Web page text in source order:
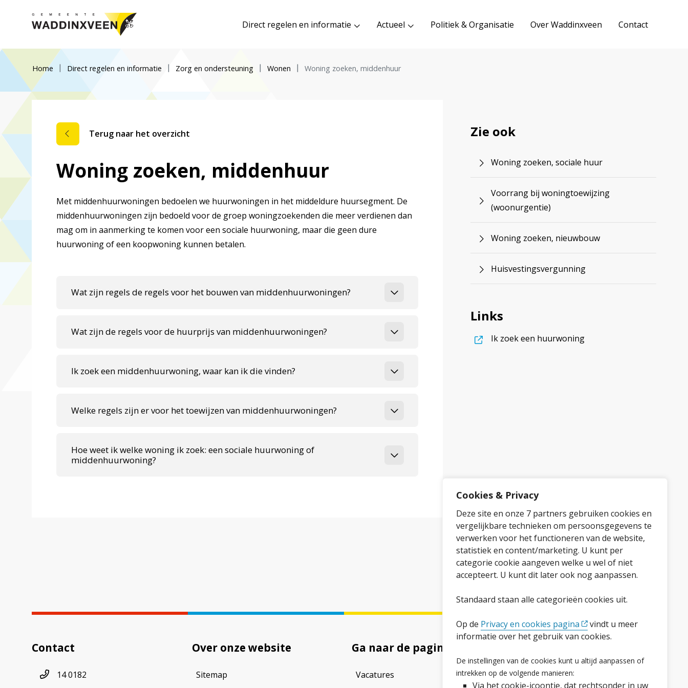
Cookies & Privacy
Deze site en onze 7 partners gebruiken cookies en
vergelijkbare technieken om persoonsgegevens te
verwerken voor het functioneren van de website,
statistiek en content/marketing. U kunt per
categorie cookie aangeven welke u wel of niet
accepteert. U kunt dit later ook nog aanpassen.
Standaard staan alle categorieën cookies uit.
Op de Privacy en cookies pagina
vindt u meer
informatie over het gebruik van cookies.
De instellingen van de cookies kunt u altijd aanpassen of
intrekken op de volgende manieren:
Via het cookie-icoontje, dat rechtsonder in uw
Direct regelen en informatie Actueel Politiek & Organisatie Over Waddinxveen Contact
Home Direct regelen en informatie Zorg en ondersteuning Wonen Woning zoeken, middenhuur
Terug naar het overzicht
Woning zoeken, middenhuur
Met middenhuurwoningen bedoelen we huurwoningen in het middeldure huursegment. De
middenhuurwoningen zijn bedoeld voor de groep woningzoekenden die meer verdienen dan
mag om in aanmerking te komen voor een sociale huurwoning, maar die geen dure
huurwoning of een koopwoning kunnen betalen.
Wat zijn regels de regels voor het bouwen van middenhuurwoningen?
Wat zijn de regels voor de huurprijs van middenhuurwoningen?
Ik zoek een middenhuurwoning, waar kan ik die vinden?
Welke regels zijn er voor het toewijzen van middenhuurwoningen?
Hoe weet ik welke woning ik zoek: een sociale huurwoning of
middenhuurwoning?
Zie ook
Woning zoeken, sociale huur
Voorrang bij woningtoewijzing
(woonurgentie)
Woning zoeken, nieuwbouw
Huisvestingsvergunning
Links
Ik zoek een huurwoning, opent in nieuw tabblad
Contact
Telefoonnummer
14 0182
Over onze website
Sitemap
Ga naar de pagina
Vacatures Facebook
LinkedInInstagram